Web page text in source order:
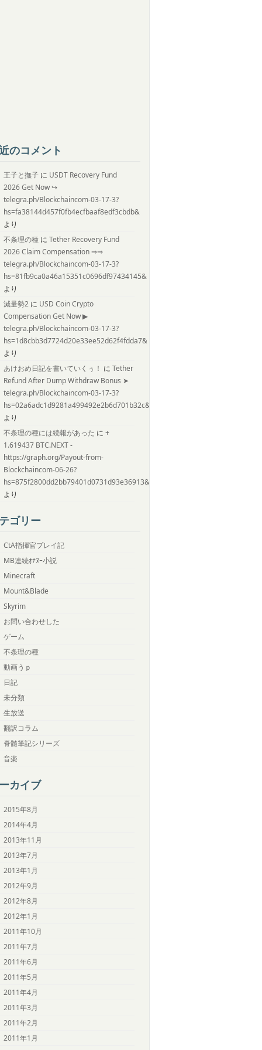
のコメント
王子と撫子 に USDT Recovery Fund
2026 Get Now ↪
telegra.ph/Blockchaincom-03-17-3?
hs=fa38144d457f0fb4ecfbaaf8edf3cbdb&
より
不条理の種 に Tether Recovery Fund
2026 Claim Compensation ⇒⇒
telegra.ph/Blockchaincom-03-17-3?
hs=81fb9ca0a46a15351c0696df97434145&
より
減量勢2 に USD Coin Crypto
Compensation Get Now ▶
telegra.ph/Blockchaincom-03-17-3?
hs=1d8cbb3d7724d20e33ee52d62f4fdda7&
より
あけおめ日記を書いていくぅ！ に Tether
Refund After Dump Withdraw Bonus ➤
telegra.ph/Blockchaincom-03-17-3?
hs=02a6adc1d9281a499492e2b6d701b32c&
より
不条理の種には続報があった に +
1.619437 BTC.NEXT -
https://graph.org/Payout-from-
Blockchaincom-06-26?
hs=875f2800dd2bb79401d0731d93e36913&
より
ゴリー
CtA指揮官プレイ記
MB連続ｵﾅﾇｰ小説
Minecraft
Mount&Blade
Skyrim
お問い合わせした
ゲーム
不条理の種
動画うｐ
日記
未分類
生放送
翻訳コラム
脊髄筆記シリーズ
音楽
カイブ
2015年8月
2014年4月
2013年11月
2013年7月
2013年1月
2012年9月
2012年8月
2012年1月
2011年10月
2011年7月
2011年6月
2011年5月
2011年4月
2011年3月
2011年2月
2011年1月